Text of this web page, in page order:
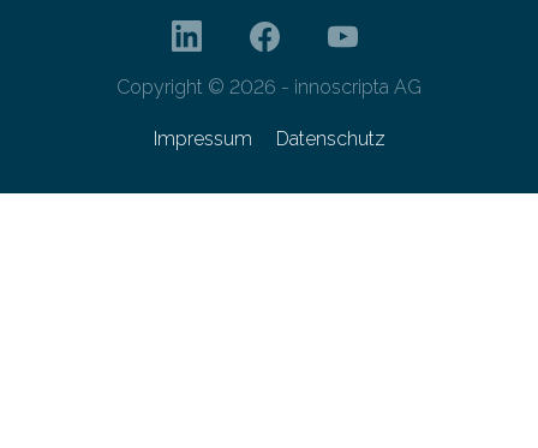
Copyright © 2026 - innoscripta AG
Impressum Datenschutz